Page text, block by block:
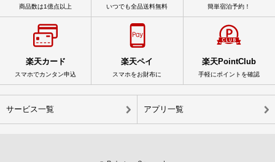
商品数は1億点以上 いつでも全品送料無料 簡単宿泊予約！
楽天カード
スマホでカンタン申込
楽天ペイ
スマホをお財布に
楽天PointClub
手軽にポイントを確認
サービス一覧 アプリ一覧